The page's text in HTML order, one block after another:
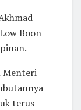
Boon
Menteri
terus